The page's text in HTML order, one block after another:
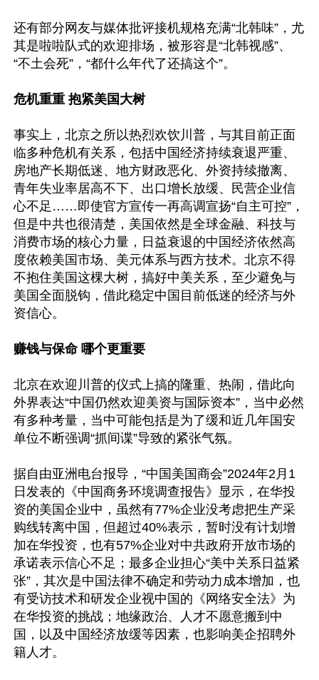
还有部分网友与媒体批评接机规格充满“北韩味”，尤
其是啦啦队式的欢迎排场，被形容是“北韩视感”、
“不土会死”，“都什么年代了还搞这个”。
危机重重 抱紧美国大树
事实上，北京之所以热烈欢饮川普，与其目前正面
临多种危机有关系，包括中国经济持续衰退严重、
房地产长期低迷、地方财政恶化、外资持续撤离、
青年失业率居高不下、出口增长放缓、民营企业信
心不足……即使官方宣传一再高调宣扬“自主可控”，
但是中共也很清楚，美国依然是全球金融、科技与
消费市场的核心力量，日益衰退的中国经济依然高
度依赖美国市场、美元体系与西方技术。北京不得
不抱住美国这棵大树，搞好中美关系，至少避免与
美国全面脱钩，借此稳定中国目前低迷的经济与外
资信心。
赚钱与保命 哪个更重要
北京在欢迎川普的仪式上搞的隆重、热闹，借此向
外界表达“中国仍然欢迎美资与国际资本”，当中必然
有多种考量，当中可能包括是为了缓和近几年国安
单位不断强调“抓间谍”导致的紧张气氛。
据自由亚洲电台报导，“中国美国商会”2024年2月1
日发表的《中国商务环境调查报告》显示，在华投
资的美国企业中，虽然有77%企业没考虑把生产采
购线转离中国，但超过40%表示，暂时没有计划增
加在华投资，也有57%企业对中共政府开放市场的
承诺表示信心不足；最多企业担心“美中关系日益紧
张”，其次是中国法律不确定和劳动力成本增加，也
有受访技术和研发企业视中国的《网络安全法》为
在华投资的挑战；地缘政治、人才不愿意搬到中
国，以及中国经济放缓等因素，也影响美企招聘外
籍人才。